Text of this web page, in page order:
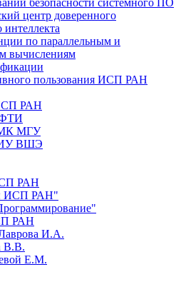
безопасности системного ПО
центр доверенного
интеллекта
по параллельным и
вычислениям
пользования ИСП РАН
РАН
МГУ
ВШЭ
РАН
ИСП РАН"
РАН
И.А.
В.В.
Е.М.